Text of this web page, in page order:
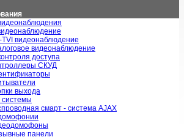
TVI видеонаблюдение
видеонаблюдение
доступа
СКУД
выхода
смарт - система AJAX
панели